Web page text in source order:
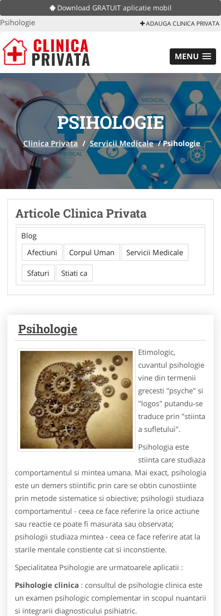
Download GRATUIT aplicatie mobil
Psihologie ADAUGA CLINICA PRIVATA
MENU
PSIHOLOGIE
Clinica Privata / Servicii Medicale /Psihologie
Articole Clinica Privata
Blog
Afectiuni
Corpul Uman Servicii Medicale
Sfaturi Stiati ca
Psihologie
Etimologic,
cuvantul psihologie
vine din termenii
grecesti "psyche" si
"logos" putandu-se
traduce prin "stiinta
a sufletului".
Psihologia este
stiinta care studiaza
comportamentul si mintea umana. Mai exact, psihologia
este un demers stiintific prin care se obtin cunostiinte
prin metode sistematice si obiective; psihologii studiaza
comportamentul - ceea ce face referire la orice actiune
sau reactie ce poate fi masurata sau observata;
psihologii studiaza mintea - ceea ce face referire atat la
starile mentale constiente cat si inconstiente.
Specialitatea Psihologie are urmatoarele aplicatii :
Psihologie clinica : consultul de psihologie clinica este
un examen psihologic complementar in scopul nuantarii
si integrarii diagnosticului psihiatric.